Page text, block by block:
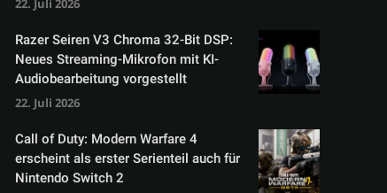
22. Juli 2026
Razer Seiren V3 Chroma 32-Bit DSP:
Neues Streaming-Mikrofon mit KI-
Audiobearbeitung vorgestellt
22. Juli 2026
Call of Duty: Modern Warfare 4
erscheint als erster Serienteil auch für
Nintendo Switch 2